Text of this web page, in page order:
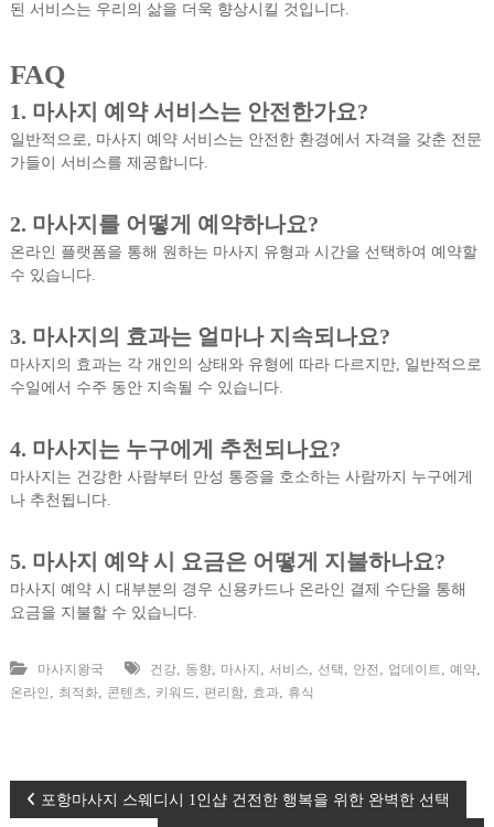
된 서비스는 우리의 삶을 더욱 향상시킬 것입니다.
FAQ
1. 마사지 예약 서비스는 안전한가요?
일반적으로, 마사지 예약 서비스는 안전한 환경에서 자격을 갖춘 전문
가들이 서비스를 제공합니다.
2. 마사지를 어떻게 예약하나요?
온라인 플랫폼을 통해 원하는 마사지 유형과 시간을 선택하여 예약할
수 있습니다.
3. 마사지의 효과는 얼마나 지속되나요?
마사지의 효과는 각 개인의 상태와 유형에 따라 다르지만, 일반적으로
수일에서 수주 동안 지속될 수 있습니다.
4. 마사지는 누구에게 추천되나요?
마사지는 건강한 사람부터 만성 통증을 호소하는 사람까지 누구에게
나 추천됩니다.
5. 마사지 예약 시 요금은 어떻게 지불하나요?
마사지 예약 시 대부분의 경우 신용카드나 온라인 결제 수단을 통해
요금을 지불할 수 있습니다.
마사지왕국 건강, 동향, 마사지 , 서비스, 선택 , 안전 , 업데이트, 예약,
온라인 , 최적화, 콘텐츠, 키워드, 편리함, 효과, 휴식
글 포항마사지 스웨디시 1인샵 건전한 행복을 위한 완벽한 선택